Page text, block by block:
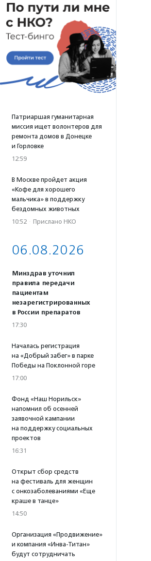
Патриаршая гуманитарная
миссия ищет волонтеров для
ремонта домов в Донецке
и Горловке
12:59
В Москве пройдет акция
«Кофе для хорошего
мальчика» в поддержку
бездомных животных
10:52 · Прислано НКО
06.08.2026
Минздрав уточнил
правила передачи
пациентам
незарегистрированных
в России препаратов
17:30
Началась регистрация
на «Добрый забег» в парке
Победы на Поклонной горе
17:00
Фонд «Наш Норильск»
напомнил об осенней
заявочной кампании
на поддержку социальных
проектов
16:31
Открыт сбор средств
на фестиваль для женщин
с онкозаболеваниями «Еще
краше в танце»
14:50
Организация «Продвижение»
и компания «Инва-Титан»
будут сотрудничать